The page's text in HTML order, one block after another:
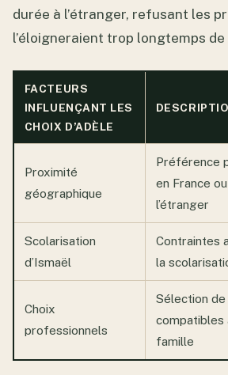
durée à l’étranger, refusant les
l’éloigneraient trop longtemps de
FACTEURS
INFLUENÇANT LES
CHOIX D’ADÈLE
Proximité
géographique
Préférence
en France
l’étranger
Scolarisation
d’Ismaël
Contraintes
la
Choix
professionnels
Sélection
compatibles
famille